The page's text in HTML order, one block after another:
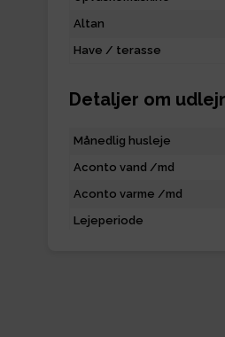
Altan
Have / terasse
Detaljer om
Månedlig husleje
Aconto vand /md
Aconto varme /md
Lejeperiode